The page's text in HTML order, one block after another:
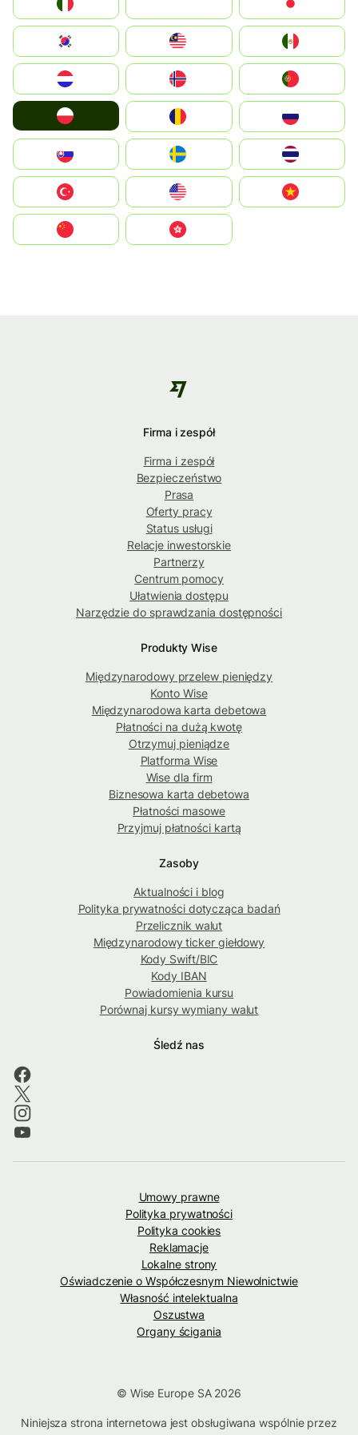
South Korea
Nederland
Portugal
România
Slovensko
United States
Vietnam
中國香港特別行政區
Firma i zespół
Firma i zespół
Bezpieczeństwo
Prasa
Oferty pracy
Status usługi
Relacje inwestorskie
Partnerzy
Centrum pomocy
Ułatwienia dostępu
Narzędzie do sprawdzania dostępności
Produkty Wise
Międzynarodowy przelew pieniędzy
Konto Wise
Międzynarodowa karta debetowa
Płatności na dużą kwotę
Otrzymuj pieniądze
Platforma Wise
Wise dla firm
Biznesowa karta debetowa
Płatności masowe
Przyjmuj płatności kartą
Zasoby
Aktualności i blog
Polityka prywatności dotycząca badań
Przelicznik walut
Międzynarodowy ticker giełdowy
Kody Swift/BIC
Kody IBAN
Powiadomienia kursu
Porównaj kursy wymiany walut
Śledź nas
Umowy prawne
Polityka prywatności
Polityka cookies
Reklamacje
Lokalne strony
Oświadczenie o Współczesnym Niewolnictwie
Własność intelektualna
Oszustwa
Organy ścigania
© Wise Europe SA 2026
Niniejsza strona internetowa jest obsługiwana wspólnie przez